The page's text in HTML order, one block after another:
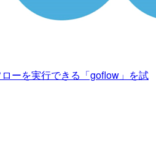
ーを実行できる「goflow」を試